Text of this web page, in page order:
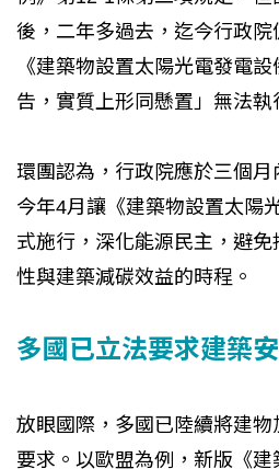
後，二年多過去，迄今行政
《建築物設置太陽光電發電
告，實質上形同懸置」無法執
環團認為，行政院應於三個
今年4月讓《建築物設置太陽
式施行，深化能源民主，避
性與建築減碳效益的時程。
多國已立法要求建築
放眼國際，多國已陸續將建
要求。以歐盟為例，新版《建